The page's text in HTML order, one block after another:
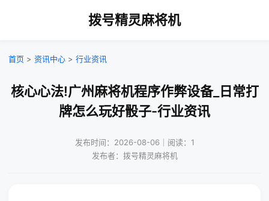
拨号精灵麻将机
首页 > 资讯中心 > 行业资讯
核心心法!广州麻将机程序作弊设备_日常打
牌怎么玩好骰子-行业资讯
发布时间：2026-08-06｜阅读：1
发布者：拨号精灵麻将机